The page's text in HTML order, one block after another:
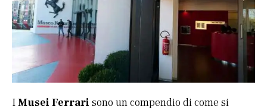
IMusei Ferrari sono un compendio di come si